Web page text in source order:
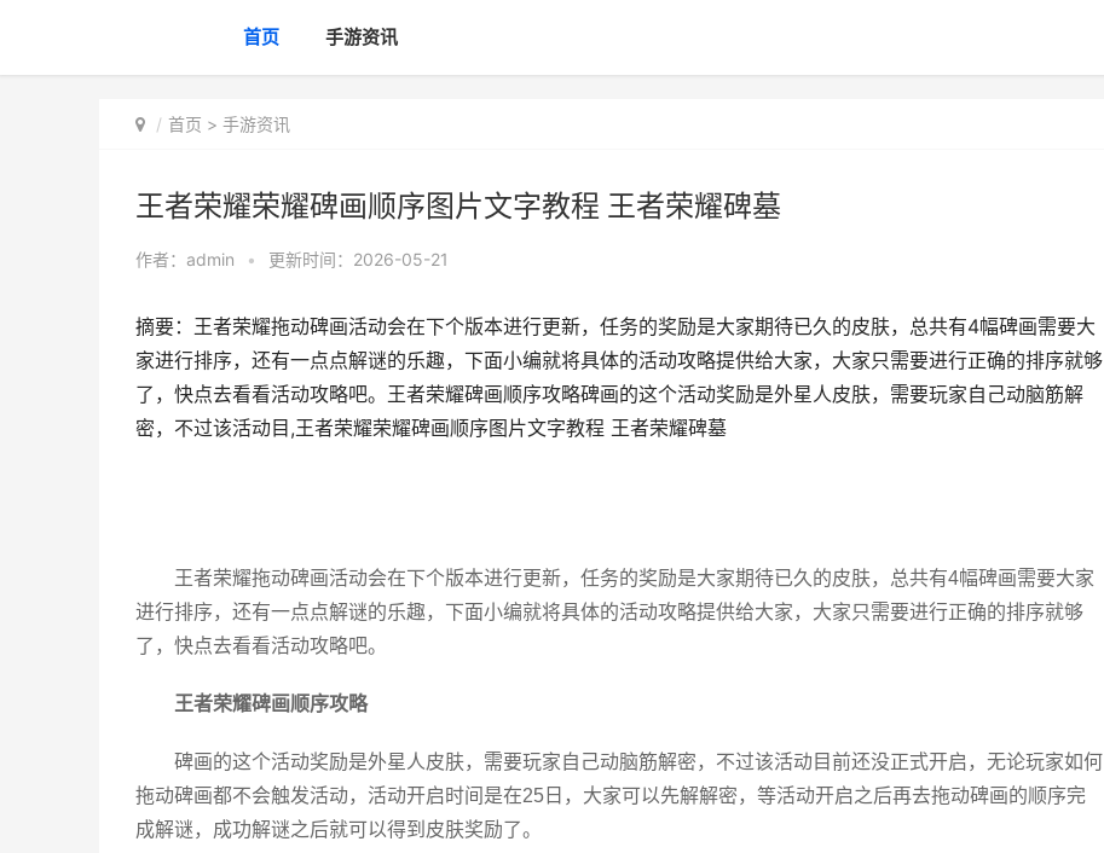
首页 手游资讯
首页 > 手游资讯
王者荣耀荣耀碑画顺序图片文字教程 王者荣耀碑墓
作者： admin • 更新时间：2026-05-21
摘要：王者荣耀拖动碑画活动会在下个版本进行更新，任务的奖励是大家期待已久的皮肤，总共有4幅碑画需要大
家进行排序，还有一点点解谜的乐趣，下面小编就将具体的活动攻略提供给大家，大家只需要进行正确的排序就够
了，快点去看看活动攻略吧。王者荣耀碑画顺序攻略碑画的这个活动奖励是外星人皮肤，需要玩家自己动脑筋解
密，不过该活动目,王者荣耀荣耀碑画顺序图片文字教程 王者荣耀碑墓
王者荣耀拖动碑画活动会在下个版本进行更新，任务的奖励是大家期待已久的皮肤，总共有4幅碑画需要大家
进行排序，还有一点点解谜的乐趣，下面小编就将具体的活动攻略提供给大家，大家只需要进行正确的排序就够
了，快点去看看活动攻略吧。
王者荣耀碑画顺序攻略
碑画的这个活动奖励是外星人皮肤，需要玩家自己动脑筋解密，不过该活动目前还没正式开启，无论玩家如何
拖动碑画都不会触发活动，活动开启时间是在25日，大家可以先解解密，等活动开启之后再去拖动碑画的顺序完
成解谜，成功解谜之后就可以得到皮肤奖励了。